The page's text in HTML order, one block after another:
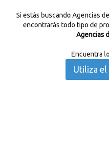
Si estás buscando Agencias
encontrarás todo tipo de
Agencias
Encuentra
Utiliza el